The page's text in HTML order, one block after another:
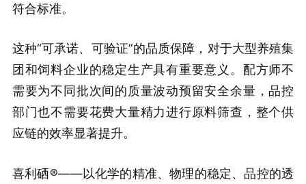
符合标准。
这种“可承诺、可验证”的品质保障，对于大型养殖集
团和饲料企业的稳定生产具有重要意义。配方师不
需要为不同批次间的质量波动预留安全余量，品控
部门也不需要花费大量精力进行原料筛查，整个供
应链的效率显著提升。
喜利硒®——以化学的精准、物理的稳定、品控的透